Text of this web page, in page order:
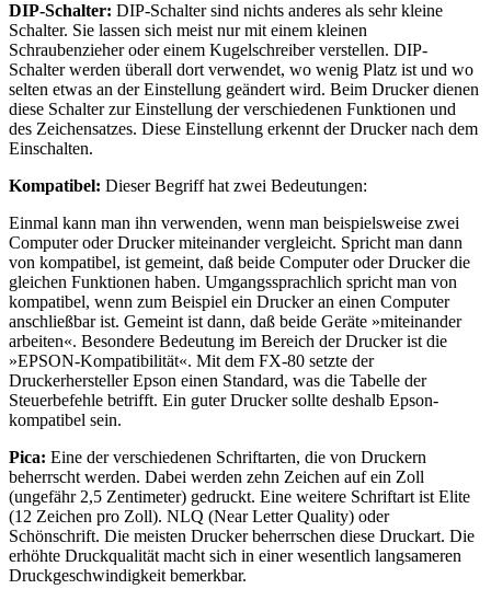
DIP-Schalter: DIP-Schalter sind nichts anderes als sehr kleine
Schalter. Sie lassen sich meist nur mit einem kleinen
Schraubenzieher oder einem Kugelschreiber verstellen. DIP-
Schalter werden überall dort verwendet, wo wenig Platz ist und wo
selten etwas an der Einstellung geändert wird. Beim Drucker dienen
diese Schalter zur Einstellung der verschiedenen Funktionen und
des Zeichensatzes. Diese Einstellung erkennt der Drucker nach dem
Einschalten.
Kompatibel: Dieser Begriff hat zwei Bedeutungen:
Einmal kann man ihn verwenden, wenn man beispielsweise zwei
Computer oder Drucker miteinander vergleicht. Spricht man dann
von kompatibel, ist gemeint, daß beide Computer oder Drucker die
gleichen Funktionen haben. Umgangssprachlich spricht man von
kompatibel, wenn zum Beispiel ein Drucker an einen Computer
anschließbar ist. Gemeint ist dann, daß beide Geräte »miteinander
arbeiten«. Besondere Bedeutung im Bereich der Drucker ist die
»EPSON-Kompatibilität«. Mit dem FX-80 setzte der
Druckerhersteller Epson einen Standard, was die Tabelle der
Steuerbefehle betrifft. Ein guter Drucker sollte deshalb Epson-
kompatibel sein.
Pica: Eine der verschiedenen Schriftarten, die von Druckern
beherrscht werden. Dabei werden zehn Zeichen auf ein Zoll
(ungefähr 2,5 Zentimeter) gedruckt. Eine weitere Schriftart ist Elite
(12 Zeichen pro Zoll). NLQ (Near Letter Quality) oder
Schönschrift. Die meisten Drucker beherrschen diese Druckart. Die
erhöhte Druckqualität macht sich in einer wesentlich langsameren
Druckgeschwindigkeit bemerkbar.